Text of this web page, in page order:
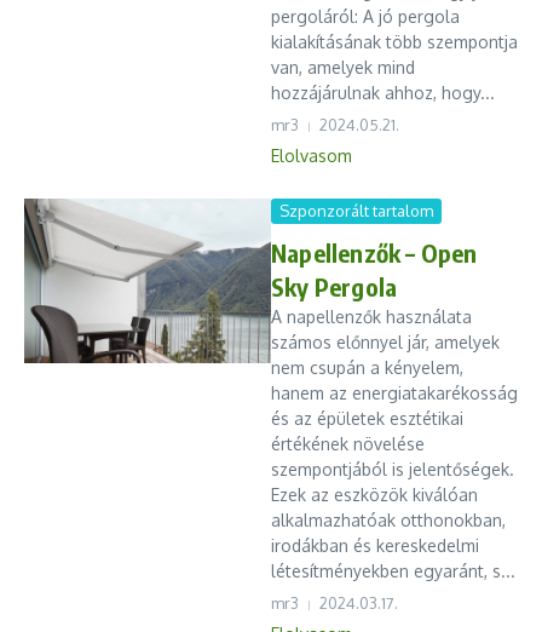
pergoláról: A jó pergola
kialakításának több szempontja
van, amelyek mind
hozzájárulnak ahhoz, hogy...
mr3 2024.05.21.
Elolvasom
Szponzorált tartalom
Napellenzők – Open
Sky Pergola
A napellenzők használata
számos előnnyel jár, amelyek
nem csupán a kényelem,
hanem az energiatakarékosság
és az épületek esztétikai
értékének növelése
szempontjából is jelentőségek.
Ezek az eszközök kiválóan
alkalmazhatóak otthonokban,
irodákban és kereskedelmi
létesítményekben egyaránt, s...
mr3 2024.03.17.